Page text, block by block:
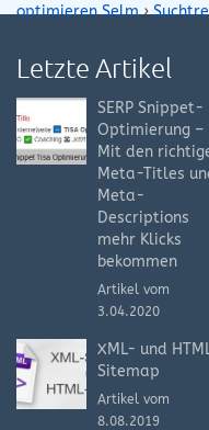
optimieren Selm›
Letzte Artikel
SERP Snippet-
Optimierung –
Mit den
Meta-Titles
Meta-
Descriptions
mehr Klicks
bekommen
Artikel vom
3.04.2020
XML- und
Sitemap
Artikel vom
8.08.2019